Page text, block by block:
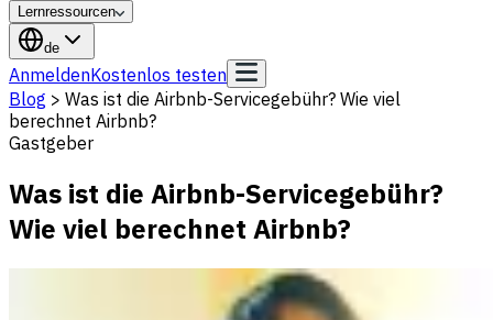
Lernressourcen
de
AnmeldenKostenlos testen
Blog > Was ist die Airbnb-Servicegebühr? Wie viel
berechnet Airbnb?
Gastgeber
Was ist die Airbnb-Servicegebühr?
Wie viel berechnet Airbnb?